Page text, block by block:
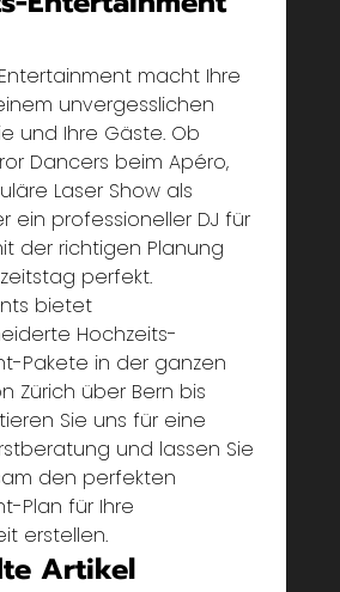
macht Ihre
unvergesslichen
und Ihre Gäste. Ob
Dancers beim Apéro,
Laser Show als
ein professioneller DJ für
der richtigen Planung
perfekt.
bietet
Hochzeits-
Pakete in der ganzen
Zürich über Bern bis
Sie uns für eine
und lassen Sie
den perfekten
Plan für Ihre
erstellen.
Artikel